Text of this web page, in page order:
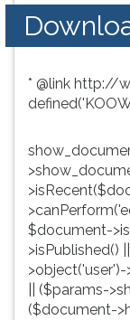
enem
concursos.
resumos
livros,
biografias,
profissões,
simulados
comentados.
Acessibilidade
F
para
ouvir
conteúdo
principal
pular
essa
leitura
pressione
depois
* @link http://
$document-
>isPublished()
|| ($params-
($document-